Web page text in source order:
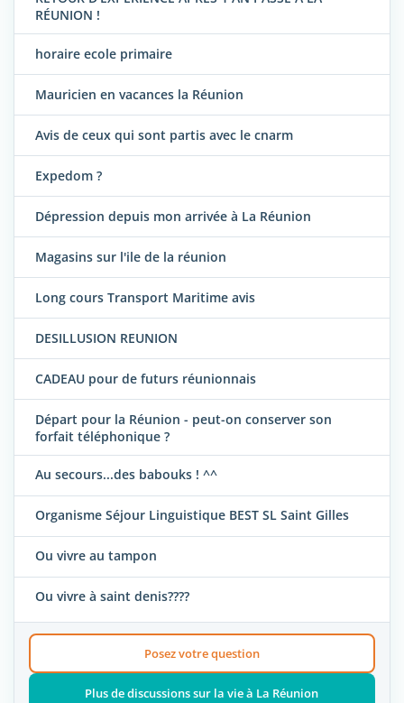
RÉUNION !
horaire ecole primaire
Mauricien en vacances la Réunion
Avis de ceux qui sont partis avec le cnarm
Expedom ?
Dépression depuis mon arrivée à La Réunion
Magasins sur l'ile de la réunion
Long cours Transport Maritime avis
DESILLUSION REUNION
CADEAU pour de futurs réunionnais
Départ pour la Réunion - peut-on conserver son
forfait téléphonique ?
Au secours...des babouks ! ^^
Organisme Séjour Linguistique BEST SL Saint Gilles
Ou vivre au tampon
Ou vivre à saint denis????
Posez votre question
Plus de discussions sur la vie à La Réunion